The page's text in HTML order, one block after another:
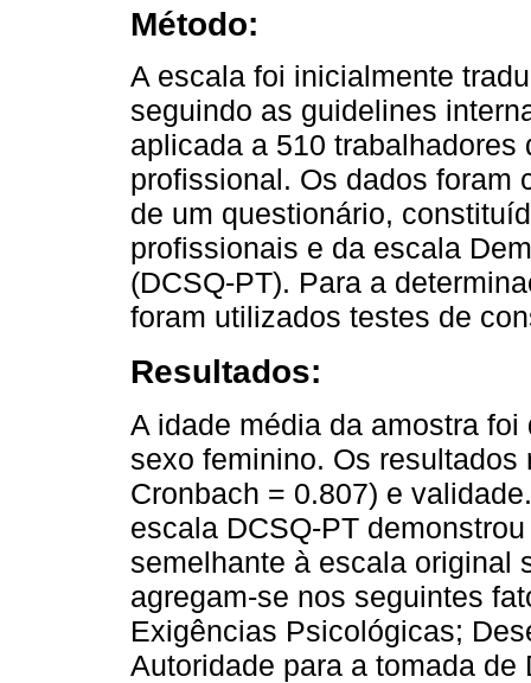
Método:
A escala foi inicialmente
seguindo as guidelines
aplicada a 510
profissional. Os dados foram
de um questionário,
profissionais e da escala
(DCSQ-PT). Para a
foram utilizados testes de
Resultados:
A idade média da amostra
sexo feminino. Os
Cronbach = 0.807) e
escala DCSQ-PT
semelhante à escala original
agregam-se nos seguintes
Exigências Psicológicas;
Autoridade para a tomada de